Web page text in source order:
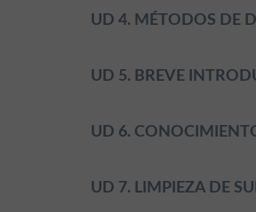
UD 4. MÉTODOS DE
UD 5. BREVE
UD 6.
UD 7. LIMPIEZA DE